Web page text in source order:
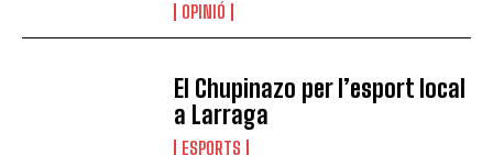
OPINIÓ
El Chupinazo per l’esport local
a Larraga
ESPORTS